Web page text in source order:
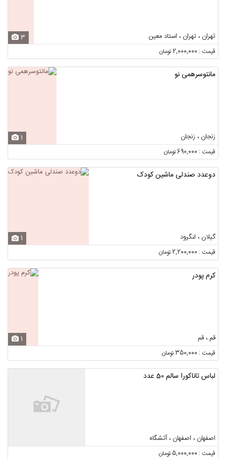
تهران ، تهران ، استاد معین 3
قیمت : 2,000,000 تومان
مانتوسرهمی نو
زنجان ، زنجان 1
قیمت : 690,000 تومان
دوعدد صندلی ماشین کودک
گیلان ، لنگرود 1
قیمت : 2,200,000 تومان
کرم پودر
قم ، قم 1
قیمت : 350,000 تومان
لباس تاناکورا سالم 50 عدد
اصفهان ، اصفهان ، آتشگاه
قیمت : 5,000,000 تومان